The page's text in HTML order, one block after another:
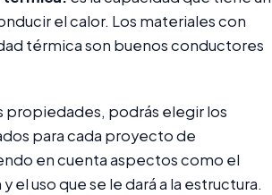
el calor. Los materiales con
térmica son buenos conductores
propiedades, podrás elegir los
para cada proyecto de
en cuenta aspectos como el
el uso que se le dará a la estructura.